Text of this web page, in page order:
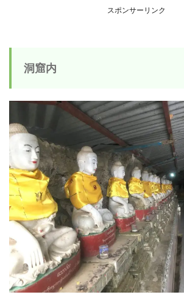
スポンサーリンク
洞窟内